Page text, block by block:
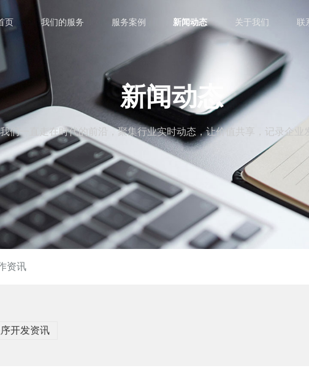
页 我们的服务 服务案例 新闻动态 关于我们 联
新闻动态
我们一直走在时代的前沿，聚集行业实时动态，让价值共享，记录企业
资讯
开发资讯